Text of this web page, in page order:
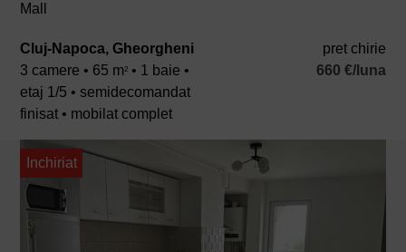
Mall
Cluj-Napoca, Gheorgheni
3 camere • 65 m2 • 1 baie •
etaj 1/5 • semidecomandat
finisat • mobilat complet
pret chirie
660 €/luna
Inchiriat